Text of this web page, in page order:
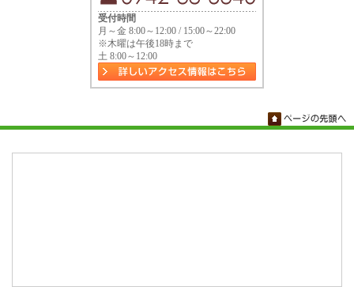
受付時間
月～金 8:00～12:00 / 15:00～22:00
※木曜は午後18時まで
土 8:00～12:00